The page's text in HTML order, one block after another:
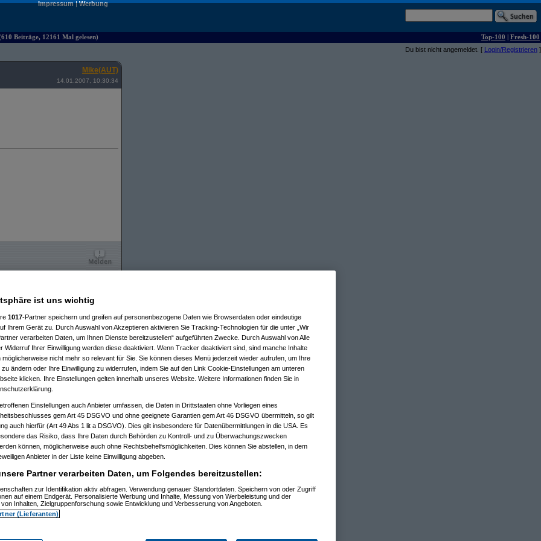
Impressum|Werbung
Beiträge, 12161 Mal gelesen) Top-100 | Fresh-100
Du bist nicht angemeldet. [ Login/Registrieren ]
Mike(AUT)
14.01.2007, 10:30:34
10:52:44)
11:01:21)
11:27:44)
14:15:42)
14:17:28)
am 15.01.2007, 12:42:30)
10:55:38)
11:02:48)
11:17:13)
11:30:04)
11:35:10)
08:06:40)
08:19:08)
resetam 15.01.2007, 13:35:59)
(resetam 16.01.2007, 09:21:51)
(Flipam 16.01.2007, 21:40:15)
15.01.2007, 16:49:41)
am 15.01.2007, 17:34:16)
(Flipam 15.01.2007, 21:31:36)
ist uns wichtig
1017-Partner speichern und greifen auf personenbezogene Daten wie Browserdaten oder eindeutige
Ihrem Gerät zu. Durch Auswahl von Akzeptieren aktivieren Sie Tracking-Technologien für die unter „Wir
verarbeiten Daten, um Ihnen Dienste bereitzustellen“ aufgeführten Zwecke. Durch Auswahl von Alle
Widerruf Ihrer Einwilligung werden diese deaktiviert. Wenn Tracker deaktiviert sind, sind manche Inhalte
möglicherweise nicht mehr so relevant für Sie. Sie können dieses Menü jederzeit wieder aufrufen, um Ihre
zu ändern oder Ihre Einwilligung zu widerrufen, indem Sie auf den Link Cookie-Einstellungen am unteren
klicken. Ihre Einstellungen gelten innerhalb unseres Website. Weitere Informationen finden Sie in
Einstellungen auch Anbieter umfassen, die Daten in Drittstaaten ohne Vorliegen eines
gem Art 45 DSGVO und ohne geeignete Garantien gem Art 46 DSGVO übermitteln, so gilt
auch hierfür (Art 49 Abs 1 lit a DSGVO). Dies gilt insbesondere für Datenübermittlungen in die USA. Es
das Risiko, dass Ihre Daten durch Behörden zu Kontroll- und zu Überwachungszwecken
können, möglicherweise auch ohne Rechtsbehelfsmöglichkeiten. Dies können Sie abstellen, in dem
Anbieter in der Liste keine Einwilligung abgeben.
Partner verarbeiten Daten, um Folgendes bereitzustellen:
zur Identifikation aktiv abfragen. Verwendung genauer Standortdaten. Speichern von oder Zugriff
auf einem Endgerät. Personalisierte Werbung und Inhalte, Messung von Werbeleistung und der
Inhalten, Zielgruppenforschung sowie Entwicklung und Verbesserung von Angeboten.
(Lieferanten)